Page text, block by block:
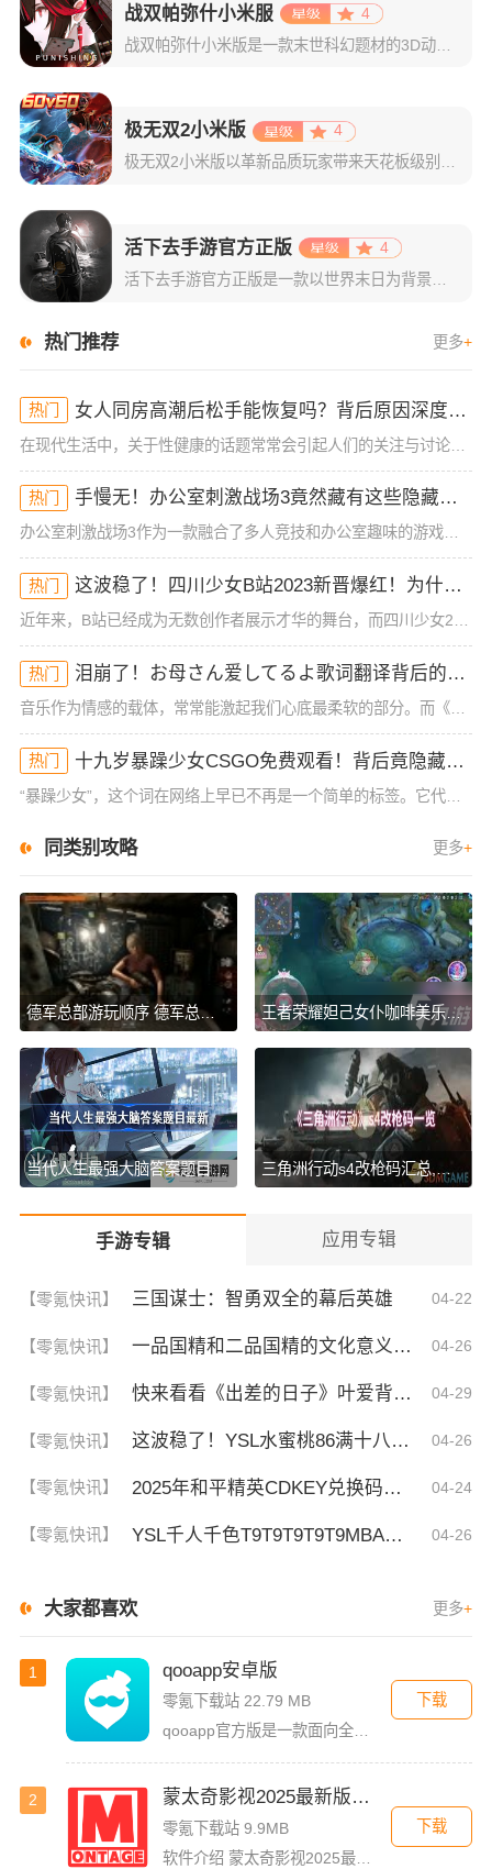
战双帕弥什小米服
4
极无双2小米版
4
极无双2小米版以革新品质玩家带来天花板级别的无双割草战斗体验，高帧率技能特效与零延迟技能释放，给到玩家极致流畅。游戏根据经典三国人物形象，打造出数十位各具特色的武将，并精心设计了贴合武将特点的技能机制
活下去手游官方正版
4
活下去手游官方正版是一款以世界末日为背景的生存游戏，画风精致，虽然大部分画面以黑白为主，但每个物品的的图标都给人非常深刻的印象，能将物品的特点表现出来。游戏内容丰富，玩法多样，武器系统丰富，生存设计较
热门推荐 更多+
热门 女人同房高潮后松手能恢复吗？背后原因深度分析！
在现代生活中，关于性健康的话题常常会引起人们的关注与讨论，尤其是女性在同房时的体验与生理反应。很多女性可能在性生活中经历过高潮后的松手现象，但有时候会担心这种状态是否能恢复。今天，我们就来深入探讨一下
热门 手慢无！办公室刺激战场3竟然藏有这些隐藏技巧！谁懂啊
办公室刺激战场3作为一款融合了多人竞技和办公室趣味的游戏，一直以来都吸引着大批玩家的热烈关注。然而，很多玩家在初入这款游戏时，常常会被复杂的操作和激烈的竞争环境所困扰，尤其是如何在短短的游戏时间里获得
热门 这波稳了！四川少女B站2023新晋爆红！为什么她的内容这么吸睛？
近年来，B站已经成为无数创作者展示才华的舞台，而四川少女2023年在B站的爆红，让人不禁好奇：她究竟有什么与众不同的地方？作为一位拥有大量粉丝和高曝光率的内容创作者，四川少女的成功并非偶然。她凭借其独
热门 泪崩了！お母さん爱してるよ歌词翻译背后的深情秘密！你可能从未注意到的细节
热门 十九岁暴躁少女CSGO免费观看！背后竟隐藏着这些真相！
“暴躁少女”，这个词在网络上早已不再是一个简单的标签。它代表了年轻一代复杂的情感状态和心理表现。对于很多十九岁的少女来说，成长过程中充满了压力和挑战。而最近，一位十九岁暴躁少女在CSGO游戏中的表现引
同类别攻略 更多+
德军总部游玩顺序 德军总部游玩顺序三部曲顺序 王者荣耀妲己女仆咖啡美乐蒂台词获取方法,快速知晓获取途径
当代人生最强大脑答案题目最新 当代人生最强大脑(问题)答案题目2023 三角洲行动s4改枪码汇总,含最新枪码
手游专辑 应用专辑
【零氪快讯】 三国谋士：智勇双全的幕后英雄 04-22
【零氪快讯】 一品国精和二品国精的文化意义！为何他们如此独特？你绝对不知道的深层背景 04-26
【零氪快讯】 快来看看《出差的日子》叶爱背后的深刻故事！竟然让人泪崩的原因 04-29
【零氪快讯】 这波稳了！YSL水蜜桃86满十八和88区别，背后暗藏的秘密你知道吗？ 04-26
【零氪快讯】 2025年和平精英CDKEY兑换码领取方法及使用技巧 04-24
【零氪快讯】 YSL千人千色T9T9T9T9T9MBA！揭秘背后的设计秘密，难怪网友都在疯传！ 04-26
大家都喜欢 更多+
1 qooapp安卓版
零氪下载站 22.79 MB
qooapp官方版是一款面向全球的二次元游戏资讯平台，它融合玩家社群、媒体资讯、游戏商店于一体，旨在汇聚全球热爱ACG的玩家，为他们创造有趣有爱有价值的产品和服务。为二次元游戏爱好者提供上万款游戏下载
下载
2 蒙太奇影视2025最新版本下载
零氪下载站 9.9MB
下载